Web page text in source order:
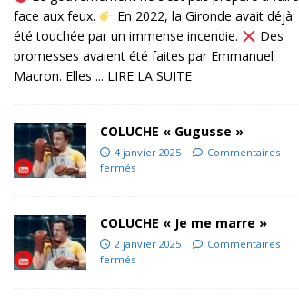
face aux feux.
En 2022, la Gironde avait déjà
été touchée par un immense incendie.
Des
promesses avaient été faites par Emmanuel
Macron. Elles ... LIRE LA SUITE
COLUCHE « Gugusse »
4 janvier 2025
Commentaires
fermés
COLUCHE « Je me marre »
2 janvier 2025
Commentaires
fermés